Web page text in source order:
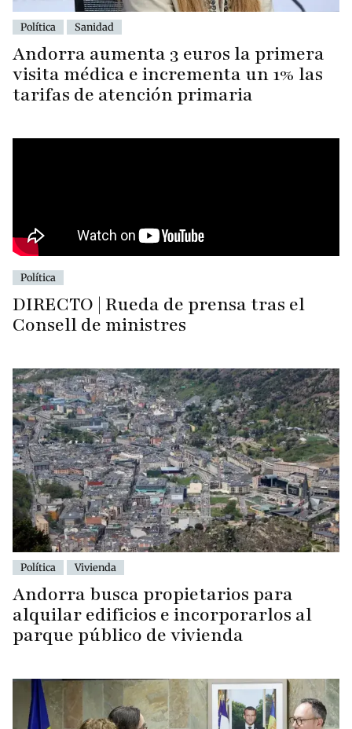
Política Sanidad
Andorra aumenta 3 euros la primera
visita médica e incrementa un 1% las
tarifas de atención primaria
Política
DIRECTO | Rueda de prensa tras el
Consell de ministres
Política Vivienda
Andorra busca propietarios para
alquilar edificios e incorporarlos al
parque público de vivienda